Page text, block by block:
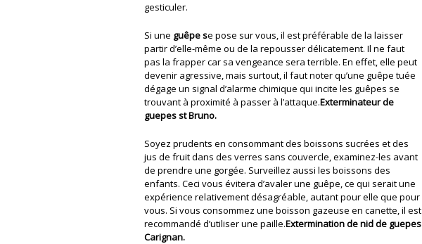
gesticuler.
Si une guêpe se pose sur vous, il est préférable de la laisser
partir d’elle-même ou de la repousser délicatement. Il ne faut
pas la frapper car sa vengeance sera terrible. En effet, elle peut
devenir agressive, mais surtout, il faut noter qu’une guêpe tuée
dégage un signal d’alarme chimique qui incite les guêpes se
trouvant à proximité à passer à l’attaque.Exterminateur de
guepes st Bruno.
Soyez prudents en consommant des boissons sucrées et des
jus de fruit dans des verres sans couvercle, examinez-les avant
de prendre une gorgée. Surveillez aussi les boissons des
enfants. Ceci vous évitera d’avaler une guêpe, ce qui serait une
expérience relativement désagréable, autant pour elle que pour
vous. Si vous consommez une boisson gazeuse en canette, il est
recommandé d’utiliser une paille.Extermination de nid de guepes
Carignan.